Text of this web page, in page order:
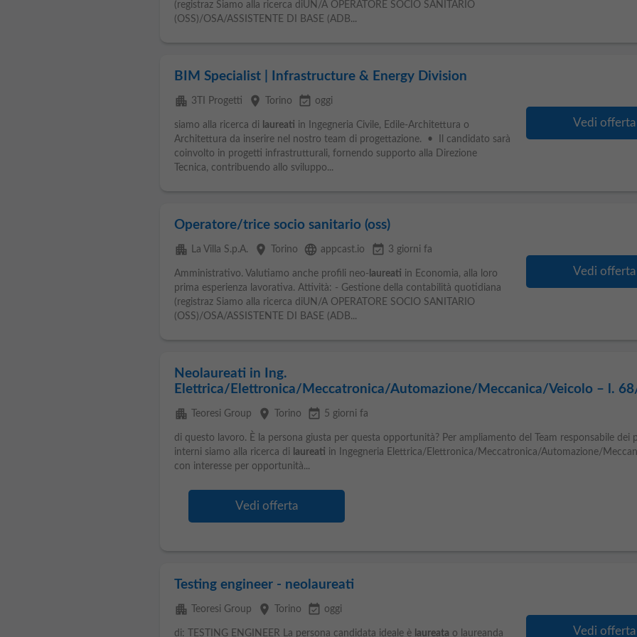
(registraz Siamo alla ricerca diUN/A OPERATORE SOCIO SANITARIO
(OSS)/OSA/ASSISTENTE DI BASE (ADB...
BIM Specialist | Infrastructure & Energy Division
apartment 3TI Progetti place Torino event_available oggi
siamo alla ricerca di laureati in Ingegneria Civile, Edile-Architettura o
Architettura da inserire nel nostro team di progettazione. • Il candidato sarà
coinvolto in progetti infrastrutturali, fornendo supporto alla Direzione
Tecnica, contribuendo allo sviluppo...
Vedi offerta
Operatore/trice socio sanitario (oss)
apartment La Villa S.p.A. place Torino language appcast.io event_available 3 giorni fa
Amministrativo. Valutiamo anche profili neo- laureati in Economia, alla loro
prima esperienza lavorativa. Attività: - Gestione della contabilità quotidiana
(registraz Siamo alla ricerca diUN/A OPERATORE SOCIO SANITARIO
(OSS)/OSA/ASSISTENTE DI BASE (ADB...
Vedi offerta
Neolaureati in Ing.
Elettrica/Elettronica/Meccatronica/Automazione/Meccanica/Veicolo – l.
apartment Teoresi Group place Torino event_available 5 giorni fa
di questo lavoro. È la persona giusta per questa opportunità? Per ampliamento del Team responsabile dei
interni siamo alla ricerca di laureati in Ingegneria Elettrica/Elettronica/Meccatronica/Automazione/
con interesse per opportunità...
Vedi offerta
Testing engineer - neolaureati
apartment Teoresi Group place Torino event_available oggi
di: TESTING ENGINEER La persona candidata ideale è laureata o laureanda Vedi offerta